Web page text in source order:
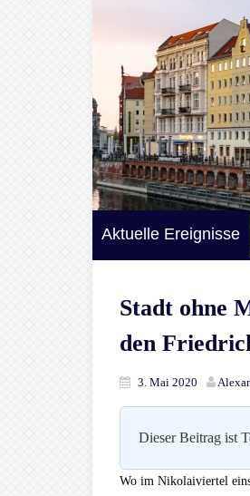
Aktuelle Ereignisse
Stadt ohne
den
3. Mai 2020
Dieser Beitrag ist
Wo im Nikolaiviertel